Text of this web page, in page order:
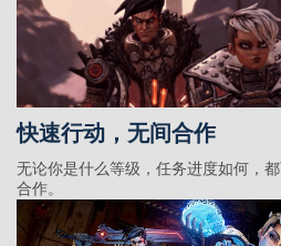
快速行动，无间合作
无论你是什么等级，任务进度如何，
合作。